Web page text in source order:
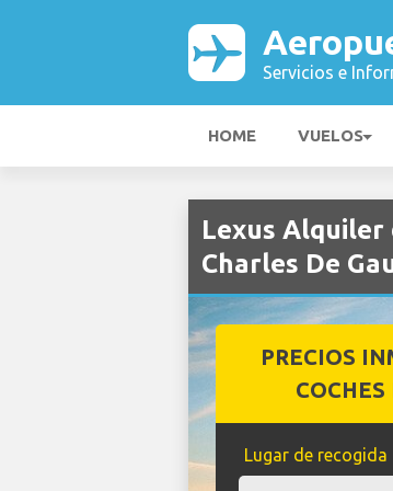
Servicios e
HOME VUELOS
Lexus Alquiler
Charles De
PRECIOS
Lugar de recogida